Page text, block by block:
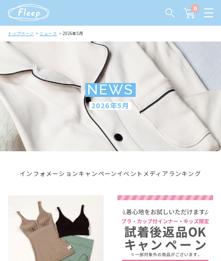
0
トップページ ニュース 2026年5月
NEWS
2026年5月
インフォメーションキャンペーンイベント メディア ランキング